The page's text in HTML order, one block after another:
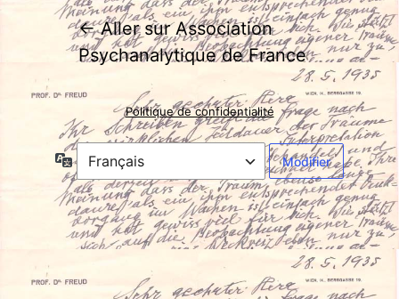
← Aller sur Association
Psychanalytique de France
Politique de confidentialité
Langue